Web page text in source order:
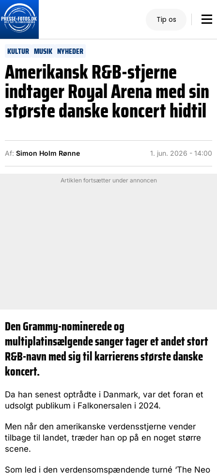
Tip os
KULTUR MUSIK NYHEDER
Amerikansk R&B-stjerne
indtager Royal Arena med sin
største danske koncert hidtil
Af: Simon Holm Rønne 1. jun. 2026 - 14:00
Artiklen fortsætter under annoncen
Den Grammy-nominerede og
multiplatinsælgende sanger tager et andet stort
R&B-navn med sig til karrierens største danske
koncert.
Da han senest optrådte i Danmark, var det foran et
udsolgt publikum i Falkonersalen i 2024.
Men når den amerikanske verdensstjerne vender
tilbage til landet, træder han op på en noget større
scene.
Som led i den verdensomspændende turné ‘The Neo